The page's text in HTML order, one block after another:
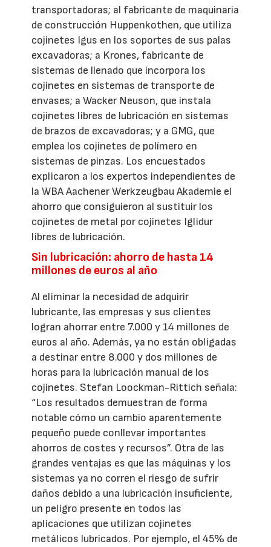
transportadoras; al fabricante de maquinaria
de construcción Huppenkothen, que utiliza
cojinetes Igus en los soportes de sus palas
excavadoras; a Krones, fabricante de
sistemas de llenado que incorpora los
cojinetes en sistemas de transporte de
envases; a Wacker Neuson, que instala
cojinetes libres de lubricación en sistemas
de brazos de excavadoras; y a GMG, que
emplea los cojinetes de polímero en
sistemas de pinzas. Los encuestados
explicaron a los expertos independientes de
la WBA Aachener Werkzeugbau Akademie el
ahorro que consiguieron al sustituir los
cojinetes de metal por cojinetes Iglidur
libres de lubricación.
Sin lubricación: ahorro de hasta 14
millones de euros al año
Al eliminar la necesidad de adquirir
lubricante, las empresas y sus clientes
logran ahorrar entre 7.000 y 14 millones de
euros al año. Además, ya no están obligadas
a destinar entre 8.000 y dos millones de
horas para la lubricación manual de los
cojinetes. Stefan Loockman-Rittich señala:
“Los resultados demuestran de forma
notable cómo un cambio aparentemente
pequeño puede conllevar importantes
ahorros de costes y recursos”. Otra de las
grandes ventajas es que las máquinas y los
sistemas ya no corren el riesgo de sufrir
daños debido a una lubricación insuficiente,
un peligro presente en todos las
aplicaciones que utilizan cojinetes
metálicos lubricados. Por ejemplo, el 45% de